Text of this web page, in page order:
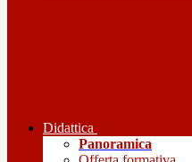
Didattica
Panoramica